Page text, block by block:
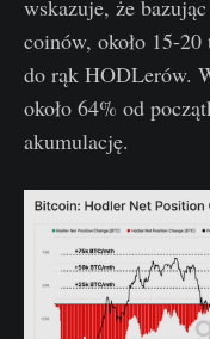
wskazuje, że
coinów, około 15-
do rąk HODLerów.
około 64% od
akumulację.